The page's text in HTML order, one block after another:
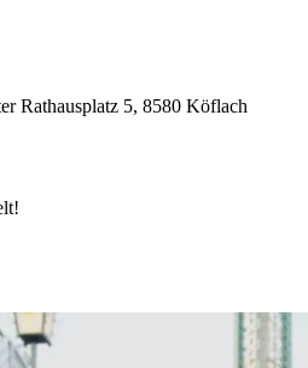
Rathausplatz 5, 8580 Köflach